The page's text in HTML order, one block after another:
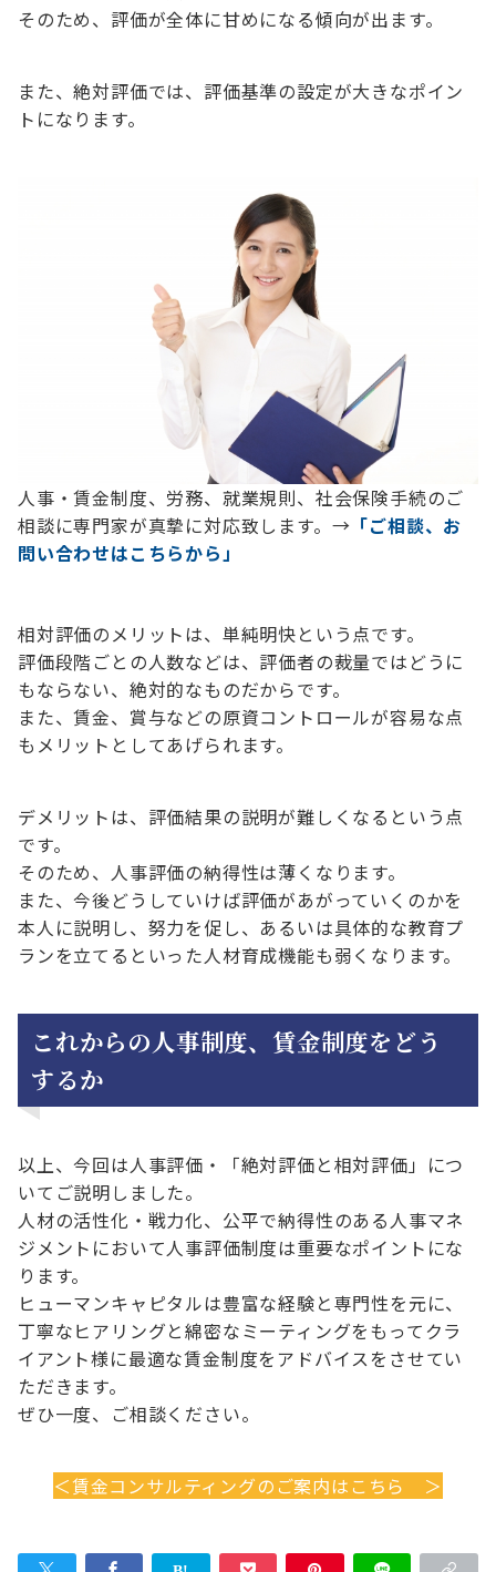
そのため、評価が全体に甘めになる傾向が出ます。
また、絶対評価では、評価基準の設定が大きなポイン
トになります。
人事・賃金制度、労務、就業規則、社会保険手続のご
相談に専門家が真摯に対応致します。→ 「ご相談、お
問い合わせはこちらから」
相対評価のメリットは、単純明快という点です。
評価段階ごとの人数などは、評価者の裁量ではどうに
もならない、絶対的なものだからです。
また、賃金、賞与などの原資コントロールが容易な点
もメリットとしてあげられます。
デメリットは、評価結果の説明が難しくなるという点
です。
そのため、人事評価の納得性は薄くなります。
また、今後どうしていけば評価があがっていくのかを
本人に説明し、努力を促し、あるいは具体的な教育プ
ランを立てるといった人材育成機能も弱くなります。
これからの人事制度、賃金制度をどう
するか
以上、今回は人事評価・「絶対評価と相対評価」につ
いてご説明しました。
人材の活性化・戦力化、公平で納得性のある人事マネ
ジメントにおいて人事評価制度は重要なポイントにな
ります。
ヒューマンキャピタルは豊富な経験と専門性を元に、
丁寧なヒアリングと綿密なミーティングをもってクラ
イアント様に最適な賃金制度をアドバイスをさせてい
ただきます。
ぜひ一度、ご相談ください。
＜賃金コンサルティングのご案内はこちら ＞